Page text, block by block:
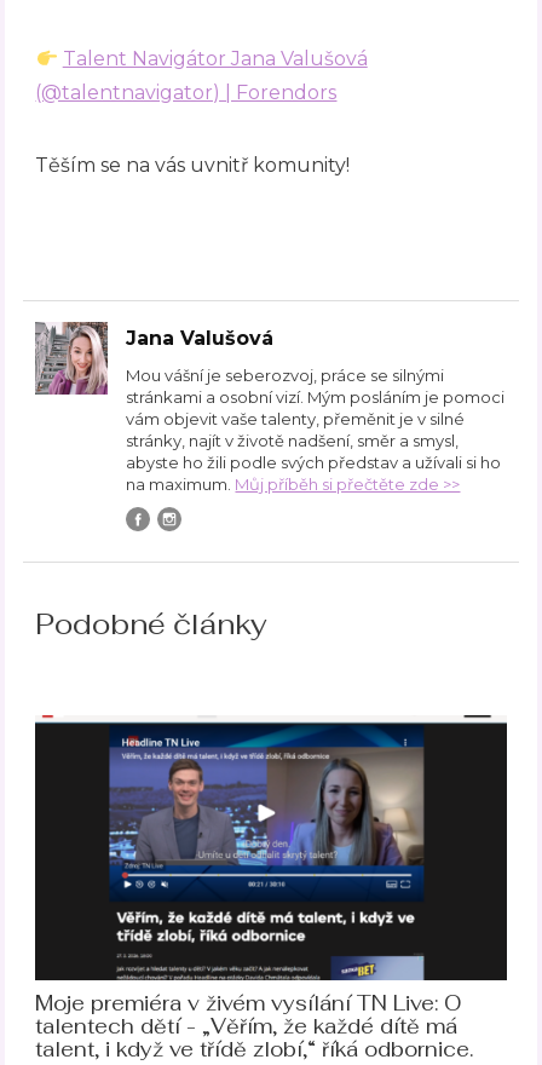
Talent Navigátor Jana Valušová
(@talentnavigator) | Forendors
Těším se na vás uvnitř komunity!
Jana Valušová
Mou vášní je seberozvoj, práce se silnými
stránkami a osobní vizí. Mým posláním je pomoci
vám objevit vaše talenty, přeměnit je v silné
stránky, najít v životě nadšení, směr a smysl,
abyste ho žili podle svých představ a užívali si ho
na maximum. Můj příběh si přečtěte zde >>
Podobné články
Moje premiéra v živém vysílání TN Live: O
talentech dětí - „Věřím, že každé dítě má
talent, i když ve třídě zlobí,“ říká odbornice.